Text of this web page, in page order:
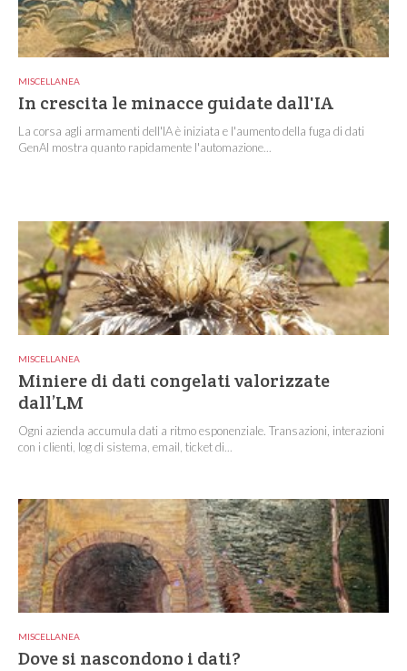
MISCELLANEA
In crescita le minacce guidate dall'IA
La corsa agli armamenti dell'IA è iniziata e l'aumento della fuga di dati
GenAI mostra quanto rapidamente l'automazione...
MISCELLANEA
Miniere di dati congelati valorizzate
dall’LM
Ogni azienda accumula dati a ritmo esponenziale. Transazioni, interazioni
con i clienti, log di sistema, email, ticket di...
MISCELLANEA
Dove si nascondono i dati?